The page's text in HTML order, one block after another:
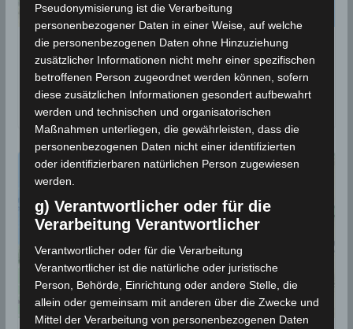
4 Sep 2021: Erdbeben im Gouvernorat
Kairouan [M3.19]
Pseudonymisierung ist die Verarbeitung
personenbezogener Daten in einer Weise, auf welche
die personenbezogenen Daten ohne Hinzuziehung
zusätzlicher Informationen nicht mehr einer spezifischen
betroffenen Person zugeordnet werden können, sofern
diese zusätzlichen Informationen gesondert aufbewahrt
werden und technischen und organisatorischen
Maßnahmen unterliegen, die gewährleisten, dass die
personenbezogenen Daten nicht einer identifizierten
oder identifizierbaren natürlichen Person zugewiesen
werden.
g) Verantwortlicher oder für die
Verarbeitung Verantwortlicher
Verantwortlicher oder für die Verarbeitung
Verantwortlicher ist die natürliche oder juristische
Person, Behörde, Einrichtung oder andere Stelle, die
allein oder gemeinsam mit anderen über die Zwecke und
Mittel der Verarbeitung von personenbezogenen Daten